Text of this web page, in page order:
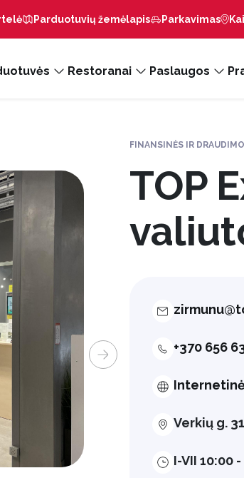
Parduotuvių žemėlapis Parkavimas
Restoranai Paslaugos
FINANSINĖS IR
TOP
+370 656
Verkių g.
I-VII 10:00